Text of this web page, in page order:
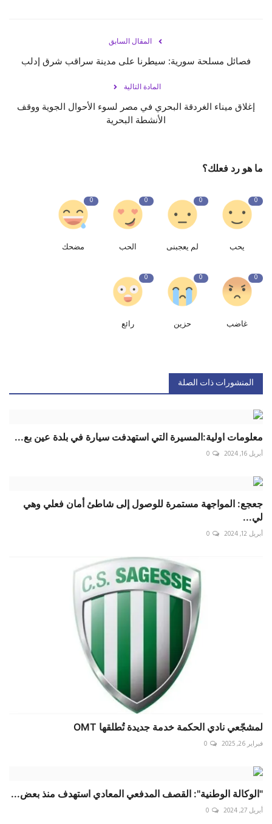
المقال السابق
فصائل مسلحة سورية: سيطرنا على مدينة ‎سراقب شرق ‎إدلب
المادة التالية
إغلاق ميناء الغردقة البحري في ‎مصر لسوء الأحوال الجوية ووقف
الأنشطة البحرية
ما هو رد فعلك؟
0
يحب
0
لم يعجبنى
0
الحب
0
مضحك
0
غاضب
0
حزين
0
رائع
المنشورات ذات الصلة
معلومات اولية:المسيرة التي استهدفت سيارة في بلدة عين بع...
أبريل 16, 2024 0
‏جعجع: المواجهة مستمرة للوصول إلى شاطئ أمان فعلي وهي
لي...
أبريل 12, 2024 0
لمشجّعي نادي الحكمة خدمة جديدة تُطلقها OMT
فبراير 26, 2025 0
"الوكالة الوطنية": القصف المدفعي المعادي استهدف منذ بعض...
أبريل 27, 2024 0